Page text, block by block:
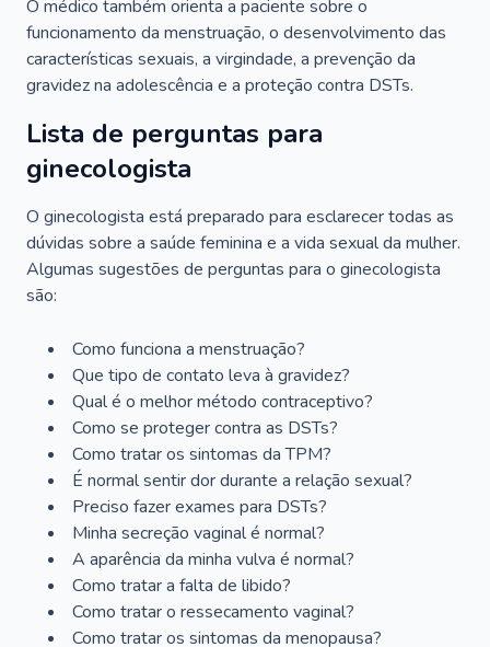
O médico também orienta a paciente sobre o
funcionamento da menstruação, o desenvolvimento das
características sexuais, a virgindade, a prevenção da
gravidez na adolescência e a proteção contra DSTs.
Lista de perguntas para
ginecologista
O ginecologista está preparado para esclarecer todas as
dúvidas sobre a saúde feminina e a vida sexual da mulher.
Algumas sugestões de perguntas para o ginecologista
são:
Como funciona a menstruação?
Que tipo de contato leva à gravidez?
Qual é o melhor método contraceptivo?
Como se proteger contra as DSTs?
Como tratar os sintomas da TPM?
É normal sentir dor durante a relação sexual?
Preciso fazer exames para DSTs?
Minha secreção vaginal é normal?
A aparência da minha vulva é normal?
Como tratar a falta de libido?
Como tratar o ressecamento vaginal?
Como tratar os sintomas da menopausa?